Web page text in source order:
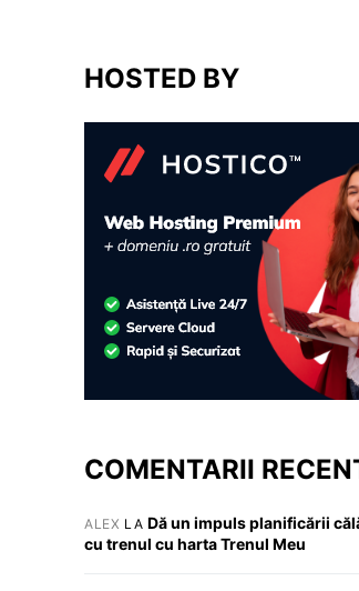
HOSTED BY
COMENTARII
ALEX LA Dă un impuls planificării
cu trenul cu harta Trenul Meu